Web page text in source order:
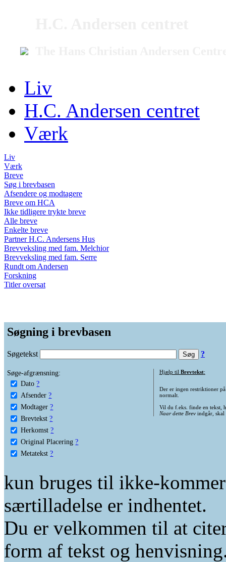
Liv
H.C. Andersen centret
Værk
Liv
Værk
Breve
Søg i brevbasen
Afsendere og modtagere
Breve om HCA
Ikke tidligere trykte breve
Alle breve
Enkelte breve
Partner H.C. Andersens Hus
Brevveksling med fam. Melchior
Brevveksling med fam. Serre
Rundt om Andersen
Forskning
Titler oversat
Søgning i brevbasen
Søgetekst ?
Søge-afgrænsning:
Dato ?
Afsender ?
Modtager ?
Brevtekst ?
Herkomst ?
Original Placering ?
Metatekst ?
Hjælp til Brevtekst:
Der er ingen restriktioner
normalt.
Vil du f.eks. finde en tekst,
Naar dette Brevindgår, skal
kun bruges til ikke-
særtilladelse er indhentet.
Du er velkommen til at
form af tekst og